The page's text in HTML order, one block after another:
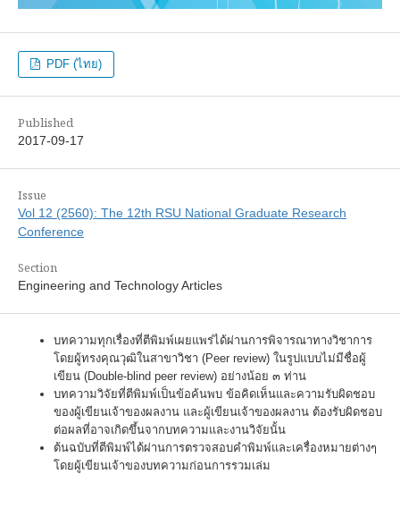
PDF (ไทย)
Published
2017-09-17
Issue
Vol 12 (2560): The 12th RSU National Graduate Research
Conference
Section
Engineering and Technology Articles
บทความทุกเรื่องที่ตีพิมพ์เผยแพร่ได้ผ่านการพิจารณาทางวิชาการ
โดยผู้ทรงคุณวุฒิในสาขาวิชา (Peer review) ในรูปแบบไม่มีชื่อผู้
เขียน (Double-blind peer review) อย่างน้อย ๓ ท่าน
บทความวิจัยที่ตีพิมพ์เป็นข้อค้นพบ ข้อคิดเห็นและความรับผิดชอบ
ของผู้เขียนเจ้าของผลงาน และผู้เขียนเจ้าของผลงาน ต้องรับผิดชอบ
ต่อผลที่อาจเกิดขึ้นจากบทความและงานวิจัยนั้น
ต้นฉบับที่ตีพิมพ์ได้ผ่านการตรวจสอบคำพิมพ์และเครื่องหมายต่างๆ
โดยผู้เขียนเจ้าของบทความก่อนการรวมเล่ม